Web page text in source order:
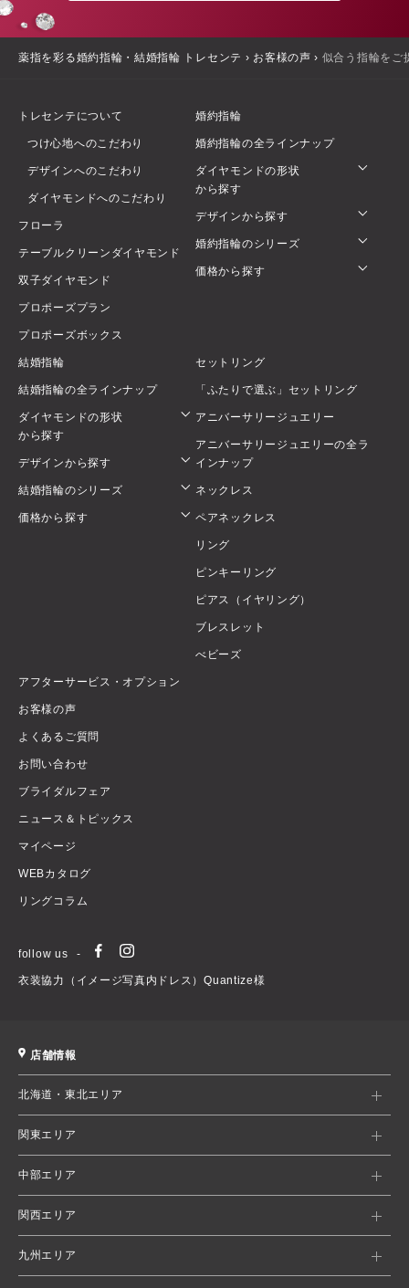
薬指を彩る婚約指輪・結婚指輪 トレセンテ › お客様の声 › 似合う指輪をご
トレセンテについて
つけ心地へのこだわり
デザインへのこだわり
ダイヤモンドへのこだわり
フローラ
テーブルクリーンダイヤモンド
双子ダイヤモンド
プロポーズプラン
プロポーズボックス
婚約指輪
婚約指輪の全ラインナップ
ダイヤモンドの形状
から探す
デザインから探す
婚約指輪のシリーズ
価格から探す
結婚指輪
結婚指輪の全ラインナップ
ダイヤモンドの形状
から探す
デザインから探す
結婚指輪のシリーズ
価格から探す
セットリング
「ふたりで選ぶ」セットリング
アニバーサリージュエリー
アニバーサリージュエリーの全ラ
インナップ
ネックレス
ペアネックレス
リング
ピンキーリング
ピアス（イヤリング）
ブレスレット
べビーズ
アフターサービス・オプション
お客様の声
よくあるご質問
お問い合わせ
ブライダルフェア
ニュース＆トピックス
マイページ
WEBカタログ
リングコラム
follow us
衣装協力（イメージ写真内ドレス）Quantize様
店舗情報
北海道・東北エリア
関東エリア
中部エリア
関西エリア
九州エリア